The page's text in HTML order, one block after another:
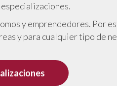
y emprendedores. Por
y para cualquier tipo de